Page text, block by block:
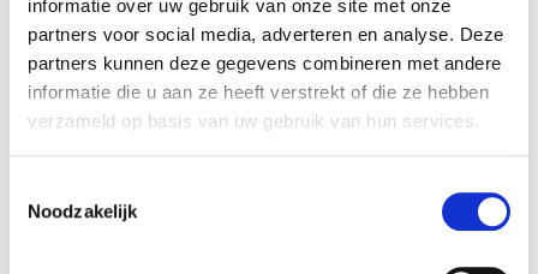
informatie over uw gebruik van onze site met onze
partners voor social media, adverteren en analyse. Deze
partners kunnen deze gegevens combineren met andere
informatie die u aan ze heeft verstrekt of die ze hebben
verzameld op basis van uw gebruik van hun services.
Noodzakelijk
Schiedam. De onderneming is uitgegroeid tot een
toonaangevende elektrotechnische installateur,
met zeer ruime ervaring op het gebied van
elektrotechniek en beveiliging. Hierbij staan